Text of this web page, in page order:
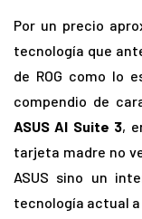
Por un precio
tecnología que
de ROG como lo
compendio de
ASUS AI Suite 3,
tarjeta madre no
ASUS sino un
tecnología actual